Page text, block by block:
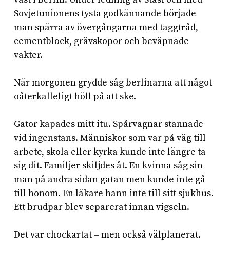
Sovjetunionens tysta godkännande började
man spärra av övergångarna med taggtråd,
cementblock, grävskopor och beväpnade
vakter.
När morgonen grydde såg berlinarna att något
oåterkalleligt höll på att ske.
Gator kapades mitt itu. Spårvagnar stannade
vid ingenstans. Människor som var på väg till
arbete, skola eller kyrka kunde inte längre ta
sig dit. Familjer skiljdes åt. En kvinna såg sin
man på andra sidan gatan men kunde inte gå
till honom. En läkare hann inte till sitt sjukhus.
Ett brudpar blev separerat innan vigseln.
Det var chockartat – men också välplanerat.